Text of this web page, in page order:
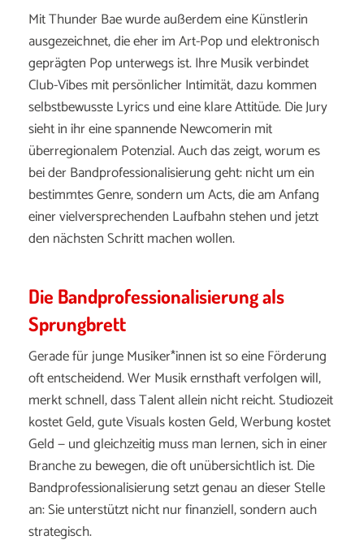
MitThunderBaewurdeaußerdemeineKünstlerin
ausgezeichnet,dieeherimArt-Popundelektronisch
geprägten Popunterwegsist.IhreMusikverbindet
Club-VibesmitpersönlicherIntimität,dazu kommen
selbstbewussteLyricsundeineklareAttitüde.DieJury
siehtin ihreinespannendeNewcomerin mit
überregionalem Potenzial.Auchdaszeigt,worumes
beiderBandprofessionalisierunggeht:nichtumein
bestimmtesGenre,sondern umActs,dieamAnfang
einervielversprechenden Laufbahnstehen undjetzt
den nächstenSchrittmachenwollen.
Die Bandprofessionalisierung als
Sprungbrett
GeradefürjungeMusiker*innen istsoeineFörderung
oftentscheidend.WerMusikernsthaftverfolgenwill,
merktschnell,dassTalentallein nichtreicht.Studiozeit
kostetGeld,guteVisualskostenGeld,Werbung kostet
Geld —undgleichzeitig mussman lernen,sichineiner
Branchezu bewegen,dieoftunübersichtlichist.Die
Bandprofessionalisierungsetztgenau andieserStelle
an:Sieunterstütztnichtnurfinanziell,sondern auch
strategisch.